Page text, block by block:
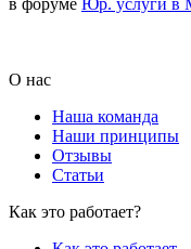
в форуме Юр. услуги в
О нас
Наша команда
Наши принципы
Отзывы
Статьи
Как это работает?